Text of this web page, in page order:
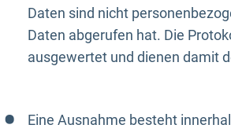
Daten sind nicht
Daten abgerufen hat. Die
ausgewertet und dienen damit
Eine Ausnahme besteht